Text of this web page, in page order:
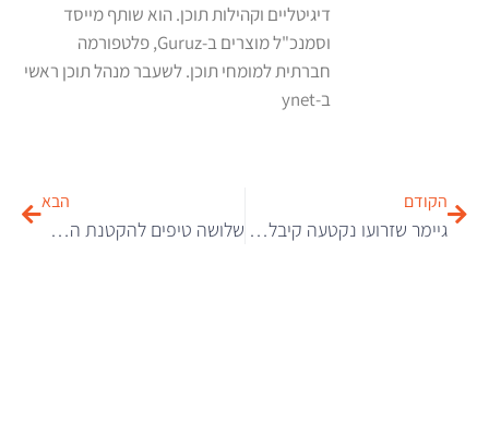
דיגיטליים וקהילות תוכן. הוא שותף מייסד
וסמנכ"ל מוצרים ב-Guruz, פלטפורמה
חברתית למומחי תוכן. לשעבר מנהל תוכן ראשי
ב-ynet
הקודם
גיימר שזרועו נקטעה קיבל זרוע ביונית עם רחפן
הבא
שלושה טיפים להקטנת השורה התחתונה